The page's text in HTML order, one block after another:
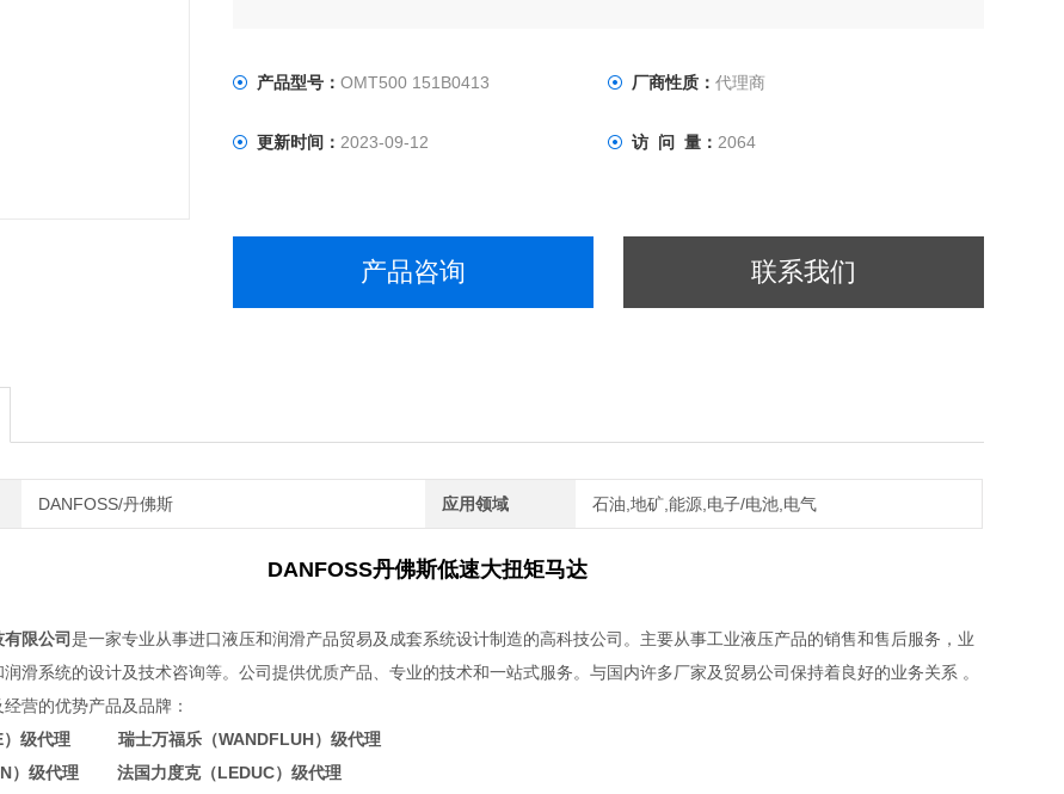
产品型号： OMT500 151B0413 厂商性质：代理商
更新时间： 2023-09-12 访 问 量： 2064
产品咨询 联系我们
DANFOSS/丹佛斯 应用领域 石油,地矿,能源,电子/电池,电气
DANFOSS丹佛斯低速大扭矩马达
限公司是一家专业从事进口液压和润滑产品贸易及成套系统设计制造的高科技公司。主要从事工业液压产品的销售和售后服务，业
滑系统的设计及技术咨询等。公司提供优质产品、专业的技术和一站式服务。与国内许多厂家及贸易公司保持着良好的业务关系 。
营的优势产品及品牌：
）级代理 瑞士万福乐（WANDFLUH）级代理
）级代理 法国力度克（LEDUC）级代理